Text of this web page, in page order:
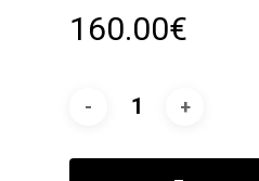
160.00€